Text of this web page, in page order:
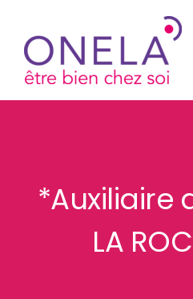
*Auxiliaire
LA